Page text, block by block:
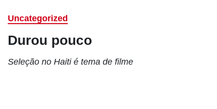
Uncategorized
Durou pouco
Seleção no Haiti é tema de filme